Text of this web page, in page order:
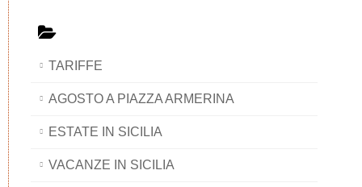
TARIFFE
AGOSTO A PIAZZA ARMERINA
ESTATE IN SICILIA
VACANZE IN SICILIA